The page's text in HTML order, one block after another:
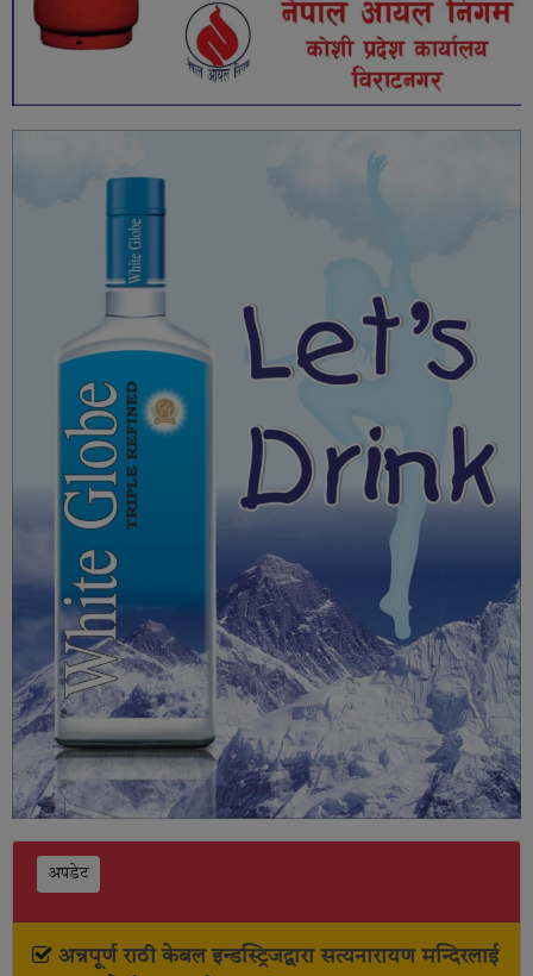
अपडेट
अन्नपूर्ण राठी केबल इन्डस्ट्रिजद्वारा सत्यनारायण मन्दिरलाई